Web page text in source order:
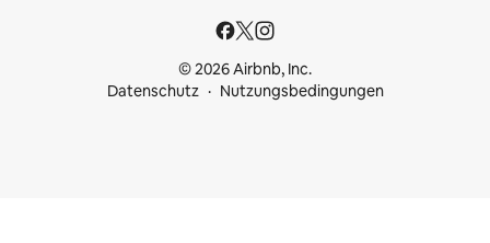
© 2026 Airbnb, Inc.
Datenschutz
Nutzungsbedingungen